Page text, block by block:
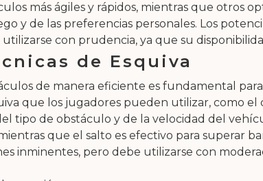
más ágiles y rápidos, mientras que otros
y de las preferencias personales. Los
con prudencia, ya que su
de Esquiva
de manera eficiente es fundamental
que los jugadores pueden utilizar, como
tipo de obstáculo y de la velocidad del
que el salto es efectivo para superar
inminentes, pero debe utilizarse con